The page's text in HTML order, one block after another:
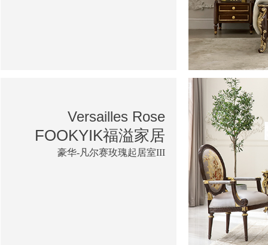
Versailles Rose
FOOKYIK福溢家居
豪华-凡尔赛玫瑰起居室III